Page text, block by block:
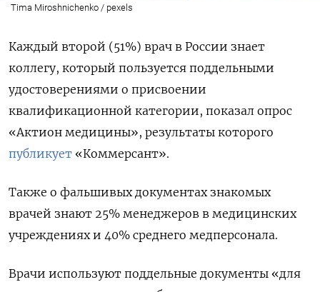
Tima Miroshnichenko / pexels
Каждый второй (51%) врач в России знает
коллегу, который пользуется поддельными
удостоверениями о присвоении
квалификационной категории, показал опрос
«Актион медицины», результаты которого
публикует «Коммерсант».
Также о фальшивых документах знакомых
врачей знают 25% менеджеров в медицинских
учреждениях и 40% среднего медперсонала.
Врачи используют поддельные документы «для